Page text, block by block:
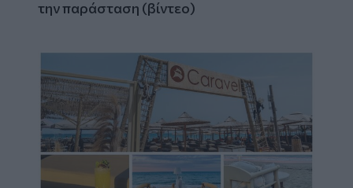
την παράσταση (βίντεο)